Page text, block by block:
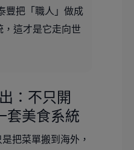
豐把「職人」做成
，這才是它走向世
：不只開
套美食系統
把菜單搬到海外，